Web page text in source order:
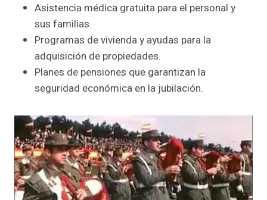
Asistencia médica gratuita para el personal y
sus familias.
Programas de vivienda y ayudas para la
adquisición de propiedades.
Planes de pensiones que garantizan la
seguridad económica en la jubilación.